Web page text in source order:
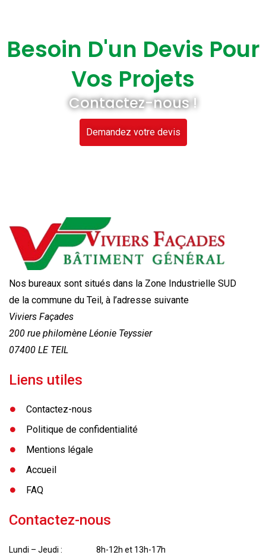
Besoin D'un Devis Pour
Vos Projets
Contactez-nous !
Demandez votre devis
Nos bureaux sont situés dans la Zone Industrielle SUD
de la commune du Teil, à l’adresse suivante
Viviers Façades
200 rue philomène Léonie Teyssier
07400 LE TEIL
Liens utiles
Contactez-nous
Politique de confidentialité
Mentions légale
Accueil
FAQ
Contactez-nous
Lundi – Jeudi : 8h-12h et 13h-17h